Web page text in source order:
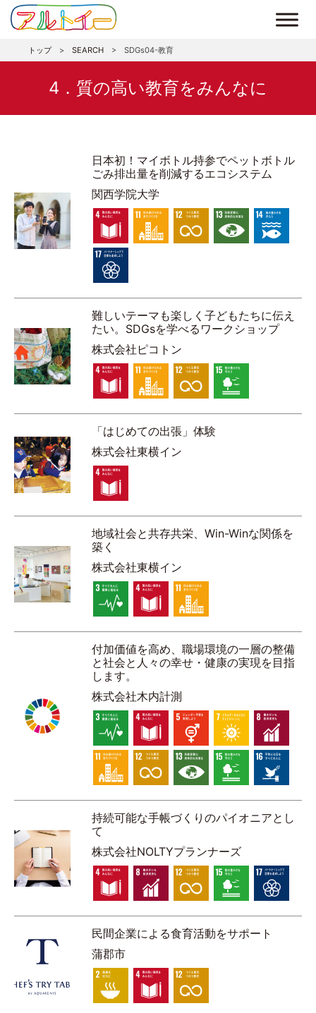
トップ> SEARCH > SDGs04-教育
4．質の高い教育をみんなに
日本初！マイボトル持参でペットボトル
ごみ排出量を削減するエコシステム
関西学院大学
難しいテーマも楽しく子どもたちに伝え
たい。SDGsを学べるワークショップ
株式会社ピコトン
「はじめての出張」体験
株式会社東横イン
地域社会と共存共栄、Win-Winな関係を
築く
株式会社東横イン
付加価値を高め、職場環境の一層の整備
と社会と人々の幸せ・健康の実現を目指
します。
株式会社木内計測
持続可能な手帳づくりのパイオニアとし
て
株式会社NOLTYプランナーズ
民間企業による食育活動をサポート
蒲郡市